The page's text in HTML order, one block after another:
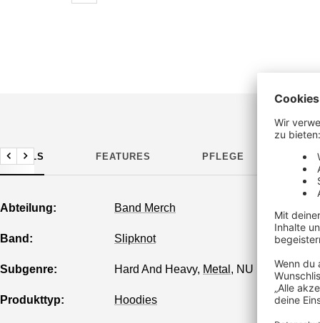
DETAILS FEATURES PFLEGE
ZurückWeiter
Abteilung: Band Merch
Band: Slipknot
Subgenre: Hard And Heavy, Metal , NU Metal
Produkttyp: Hoodies